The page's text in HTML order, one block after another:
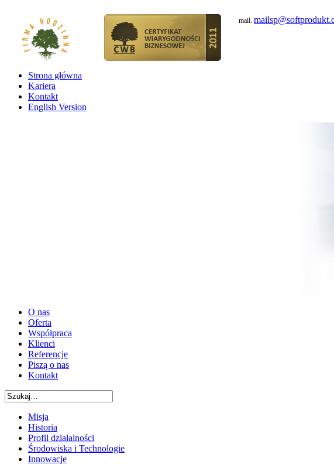
mail.
Strona główna
Kariera
Kontakt
English Version
O nas
Oferta
Współpraca
Klienci
Referencje
Piszą o nas
Kontakt
Misja
Historia
Profil działalności
Środowiska i Technologie
Innowacje